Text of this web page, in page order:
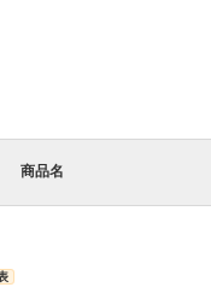
商品名